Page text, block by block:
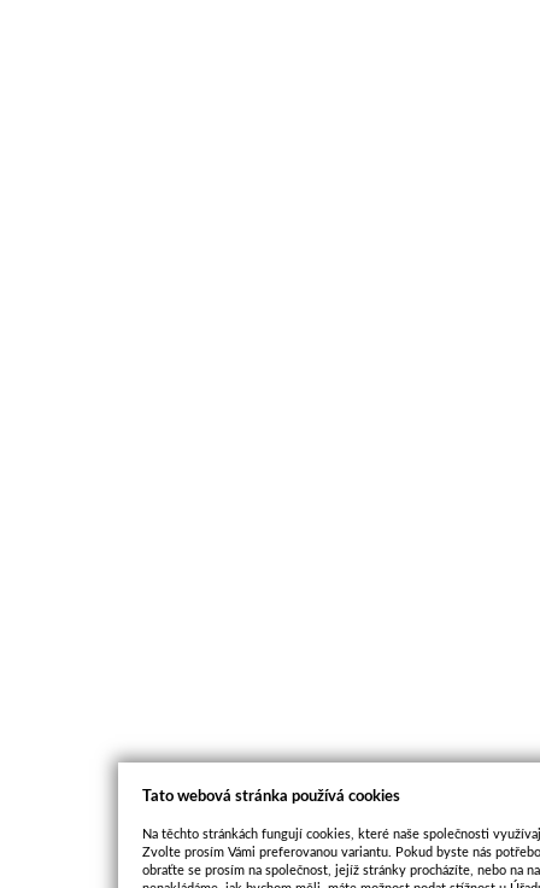
Tato webová stránka používá cookies
Na těchto stránkách fungují cookies, které naše společnosti
Zvolte prosím Vámi preferovanou variantu. Pokud byste nás
obraťte se prosím na společnost, jejíž stránky procházíte, nebo na